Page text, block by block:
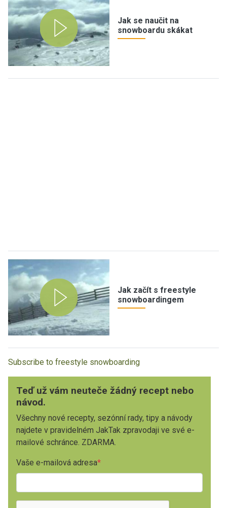
Jak se naučit na
snowboardu skákat
Jak začít s freestyle
snowboardingem
Subscribe to freestyle snowboarding
Teď už vám neuteče žádný recept nebo
návod.
Všechny nové recepty, sezónní rady, tipy a návody
najdete v pravidelném JakTak zpravodaji ve své e-
mailové schránce. ZDARMA.
Vaše e-mailová adresa